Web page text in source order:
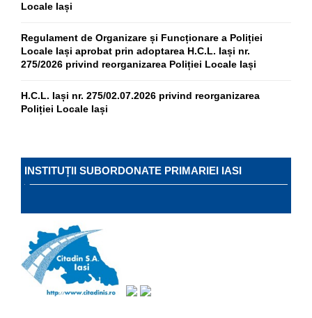
Locale Iași
Regulament de Organizare și Funcționare a Poliției
Locale Iași aprobat prin adoptarea H.C.L. Iași nr.
275/2026 privind reorganizarea Poliției Locale Iași
H.C.L. Iași nr. 275/02.07.2026 privind reorganizarea
Poliției Locale Iași
INSTITUȚII SUBORDONATE PRIMARIEI IASI